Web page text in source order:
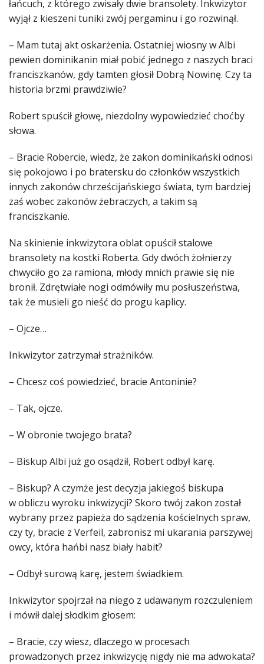
łańcuch, z którego zwisały dwie bransolety. Inkwizytor
wyjął z kieszeni tuniki zwój pergaminu i go rozwinął.
– Mam tutaj akt oskarżenia. Ostatniej wiosny w Albi
pewien dominikanin miał pobić jednego z naszych braci
franciszkanów, gdy tamten głosił Dobrą Nowinę. Czy ta
historia brzmi prawdziwie?
Robert spuścił głowę, niezdolny wypowiedzieć choćby
słowa.
– Bracie Robercie, wiedz, że zakon dominikański odnosi
się pokojowo i po bratersku do członków wszystkich
innych zakonów chrześcijańskiego świata, tym bardziej
zaś wobec zakonów żebraczych, a takim są
franciszkanie.
Na skinienie inkwizytora oblat opuścił stalowe
bransolety na kostki Roberta. Gdy dwóch żołnierzy
chwyciło go za ramiona, młody mnich prawie się nie
bronił. Zdrętwiałe nogi odmówiły mu posłuszeństwa,
tak że musieli go nieść do progu kaplicy.
– Ojcze…
Inkwizytor zatrzymał strażników.
– Chcesz coś powiedzieć, bracie Antoninie?
– Tak, ojcze.
– W obronie twojego brata?
– Biskup Albi już go osądził, Robert odbył karę.
– Biskup? A czymże jest decyzja jakiegoś biskupa
w obliczu wyroku inkwizycji? Skoro twój zakon został
wybrany przez papieża do sądzenia kościelnych spraw,
czy ty, bracie z Verfeil, zabronisz mi ukarania parszywej
owcy, która hańbi nasz biały habit?
– Odbył surową karę, jestem świadkiem.
Inkwizytor spojrzał na niego z udawanym rozczuleniem
i mówił dalej słodkim głosem:
– Bracie, czy wiesz, dlaczego w procesach
prowadzonych przez inkwizycję nigdy nie ma adwokata?